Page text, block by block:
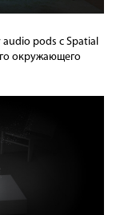
audio pods с Spatial
окружающего